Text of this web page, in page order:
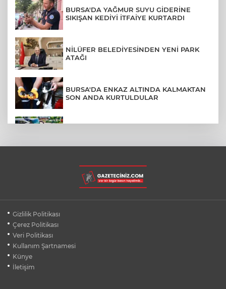
BURSA'DA YAĞMUR SUYU GİDERİNE
SIKIŞAN KEDİYİ İTFAİYE KURTARDI
NİLÜFER BELEDİYESİNDEN YENİ PARK
ATAĞI
BURSA'DA ENKAZ ALTINDA KALMAKTAN
SON ANDA KURTULDULAR
BURSA'DA DEPO YANGINI BİNAYA
SIÇRAMADAN SÖNDÜRÜLDÜ
SİLİVRİ'DE YANGIN: MAHSUR KALANLAR
Gizlilik Politikası
Çerez Politikası
Veri Politikası
Kullanım Şartnamesi
Künye
İletişim